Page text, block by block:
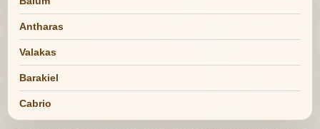
Antharas
Valakas
Barakiel
Cabrio